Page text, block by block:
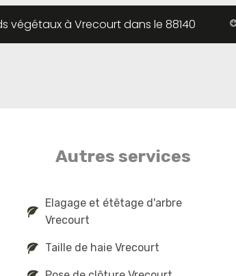
végétaux à Vrecourt dans le 88140
Autres services
Elagage et étêtage d'arbre
Vrecourt
Taille de haie Vrecourt